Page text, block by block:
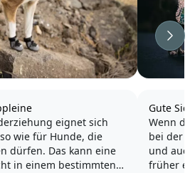
eignet sich
wie für Hunde, die
dürfen. Das kann eine
in einem bestimmten
Gute
Wenn
bei der
und
früher